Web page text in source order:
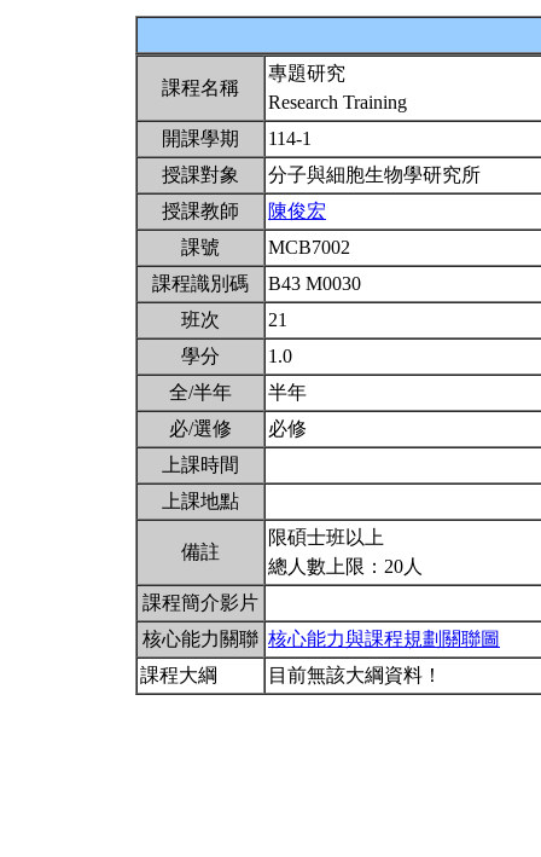
課程名稱
專題研究
Research Training
開課學期
114-1
授課對象
分子與細胞生物學研究所
授課教師
陳俊宏
課號
MCB7002
課程識別碼
B43 M0030
班次
21
學分
1.0
全/半年
半年
必/選修
必修
上課時間
上課地點
備註
限碩士班以上
總人數上限：20人
課程簡介影片
核心能力關聯 核心能力與課程規劃關聯圖
課程大綱
目前無該大綱資料！